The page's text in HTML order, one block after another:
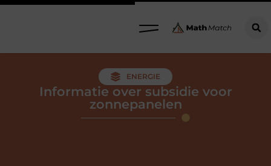
ENERGIE
Informatie over subsidie voor
zonnepanelen